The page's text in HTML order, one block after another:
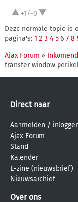
+1/-0
Deze normale topic is
pagina's: 1 2 3 4 5 6 7 8
Ajax Forum »
transfer window
Direct naar
Aanmelden / inloggen
Ajax Forum
Stand
Kalender
E-zine (nieuwsbrief)
Nieuwsarchief
Over ons